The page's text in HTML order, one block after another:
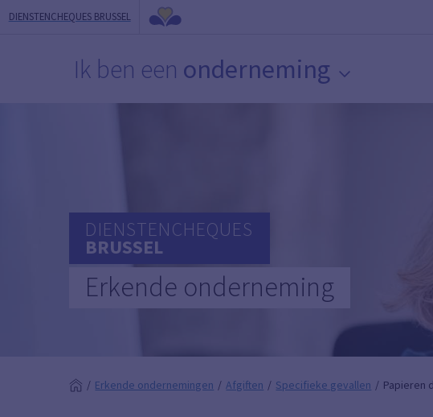
DIENSTENCHEQUES BRUSSEL
Ik ben een onderneming
DIENSTENCHEQUES
BRUSSEL
Erkende onderneming
Erkende ondernemingen Afgiften Specifieke gevallen Papieren